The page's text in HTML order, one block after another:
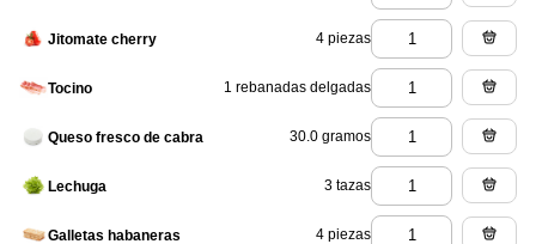
Jitomate cherry 4 piezas
Tocino 1 rebanadas delgadas
Queso fresco de cabra 30.0 gramos
Lechuga 3 tazas
Galletas habaneras 4 piezas